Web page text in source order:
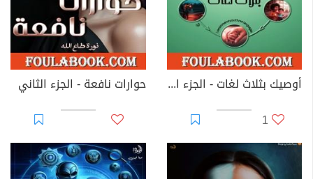
أوصيك بثلاث لغات - الجزء العاشر
1
حوارات نافعة - الجزء الثاني